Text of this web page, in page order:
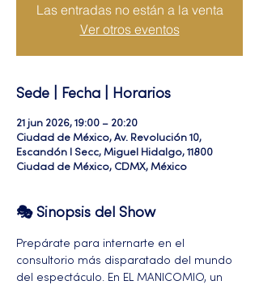
Las entradas no están a la venta
Ver otros eventos
Sede | Fecha | Horarios
21 jun 2026, 19:00 – 20:20
Ciudad de México, Av. Revolución 10,
Escandón I Secc, Miguel Hidalgo, 11800
Ciudad de México, CDMX, México
🎭 Sinopsis del Show
Prepárate para internarte en el
consultorio más disparatado del mundo
del espectáculo. En EL MANICOMIO, un